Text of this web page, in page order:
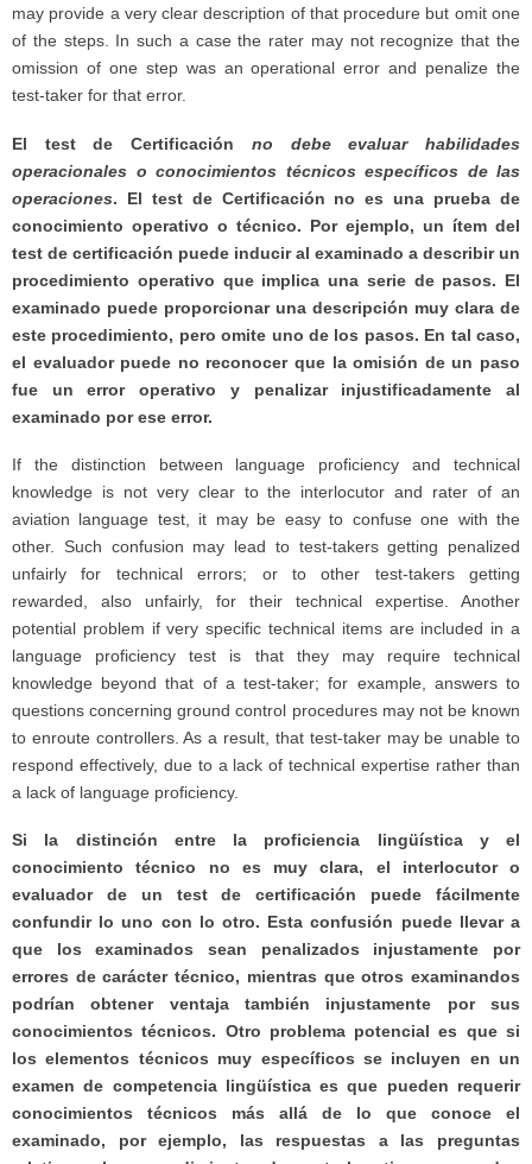
may provide a very clear description of that procedure but omit one
of the steps. In such a case the rater may not recognize that the
omission of one step was an operational error and penalize the
test-taker for that error.
El test de Certificación no debe evaluar habilidades
operacionales o conocimientos técnicos específicos de las
operaciones. El test de Certificación no es una prueba de
conocimiento operativo o técnico. Por ejemplo, un ítem del
test de certificación puede inducir al examinado a describir un
procedimiento operativo que implica una serie de pasos. El
examinado puede proporcionar una descripción muy clara de
este procedimiento, pero omite uno de los pasos. En tal caso,
el evaluador puede no reconocer que la omisión de un paso
fue un error operativo y penalizar injustificadamente al
examinado por ese error.
If the distinction between language proficiency and technical
knowledge is not very clear to the interlocutor and rater of an
aviation language test, it may be easy to confuse one with the
other. Such confusion may lead to test-takers getting penalized
unfairly for technical errors; or to other test-takers getting
rewarded, also unfairly, for their technical expertise. Another
potential problem if very specific technical items are included in a
language proficiency test is that they may require technical
knowledge beyond that of a test-taker; for example, answers to
questions concerning ground control procedures may not be known
to enroute controllers. As a result, that test-taker may be unable to
respond effectively, due to a lack of technical expertise rather than
a lack of language proficiency.
Si la distinción entre la proficiencia lingüística y el
conocimiento técnico no es muy clara, el interlocutor o
evaluador de un test de certificación puede fácilmente
confundir lo uno con lo otro. Esta confusión puede llevar a
que los examinados sean penalizados injustamente por
errores de carácter técnico, mientras que otros examinandos
podrían obtener ventaja también injustamente por sus
conocimientos técnicos. Otro problema potencial es que si
los elementos técnicos muy específicos se incluyen en un
examen de competencia lingüística es que pueden requerir
conocimientos técnicos más allá de lo que conoce el
examinado, por ejemplo, las respuestas a las preguntas